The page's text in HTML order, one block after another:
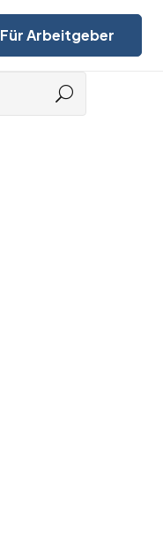
Für Arbeitgeber